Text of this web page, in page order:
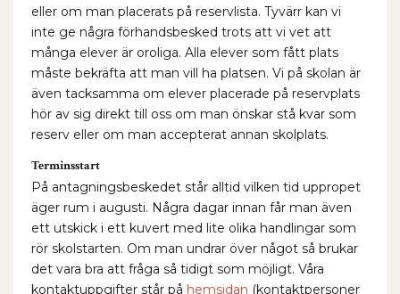
eller om man placerats på reservlista. Tyvärr kan vi
inte ge några förhandsbesked trots att vi vet att
många elever är oroliga. Alla elever som fått plats
måste bekräfta att man vill ha platsen. Vi på skolan är
även tacksamma om elever placerade på reservplats
hör av sig direkt till oss om man önskar stå kvar som
reserv eller om man accepterat annan skolplats.
Terminsstart
På antagningsbeskedet står alltid vilken tid uppropet
äger rum i augusti. Några dagar innan får man även
ett utskick i ett kuvert med lite olika handlingar som
rör skolstarten. Om man undrar över något så brukar
det vara bra att fråga så tidigt som möjligt. Våra
kontaktuppgifter står på hemsidan (kontaktpersoner